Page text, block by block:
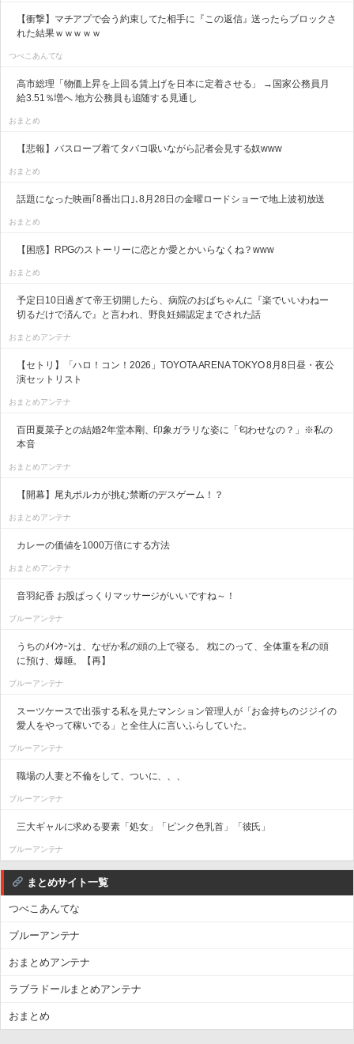
【衝撃】マチアプで会う約束してた相手に『この返信』送ったらブロックさ
れた結果ｗｗｗｗｗ
つべこあんてな
高市総理「物価上昇を上回る賃上げを日本に定着させる」 →国家公務員月
給3.51％増へ 地方公務員も追随する見通し
おまとめ
【悲報】バスローブ着てタバコ吸いながら記者会見する奴www
おまとめ
話題になった映画｢8番出口｣､8月28日の金曜ロードショーで地上波初放送
おまとめ
【困惑】RPGのストーリーに恋とか愛とかいらなくね？www
おまとめ
予定日10日過ぎて帝王切開したら、病院のおばちゃんに『楽でいいわねー
切るだけで済んで』と言われ、野良妊婦認定までされた話
おまとめアンテナ
【セトリ】「ハロ！コン！2026」TOYOTA ARENA TOKYO 8月8日昼・夜公
演セットリスト
おまとめアンテナ
百田夏菜子との結婚2年堂本剛、印象ガラリな姿に「匂わせなの？」※私の
本音
おまとめアンテナ
【開幕】尾丸ポルカが挑む禁断のデスゲーム！？
おまとめアンテナ
カレーの価値を1000万倍にする方法
おまとめアンテナ
音羽紀香 お股ぱっくりマッサージがいいですね～！
ブルーアンテナ
うちのﾒｲﾝｸｰﾝは、なぜか私の頭の上で寝る。 枕にのって、全体重を私の頭
に預け、爆睡。【再】
ブルーアンテナ
スーツケースで出張する私を見たマンション管理人が「お金持ちのジジイの
愛人をやって稼いでる」と全住人に言いふらしていた。
ブルーアンテナ
職場の人妻と不倫をして、ついに、、、
ブルーアンテナ
三大ギャルに求める要素「処女」「ピンク色乳首」「彼氏」
ブルーアンテナ
まとめサイト一覧
つべこあんてな
ブルーアンテナ
おまとめアンテナ
ラブラドールまとめアンテナ
おまとめ